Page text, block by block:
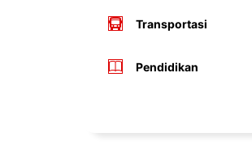
Transportasi
Pendidikan